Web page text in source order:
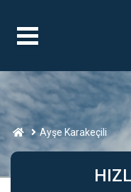
Ayşe Karakeçili